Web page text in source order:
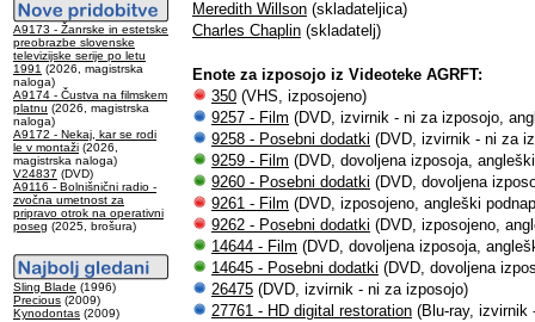
A9173 - Žanrske in estetske
preobrazbe slovenske
televizijske serije po letu
1991 (2026, magistrska
naloga)
A9174 - Čustva na filmskem
platnu (2026, magistrska
naloga)
A9172 - Nekaj, kar se rodi
le v montaži (2026,
magistrska naloga)
V24837 (DVD)
A9116 - Bolnišnični radio -
zvočna umetnost za
pripravo otrok na operativni
poseg (2025, brošura)
Sling Blade (1996)
Precious (2009)
Kynodontas (2009)
Meredith Willson (skladateljica)
Charles Chaplin (skladatelj)
Enote za izposojo iz Videoteke AGRFT:
350 (VHS, izposojeno)
9257 - Film (DVD, izvirnik - ni za izposojo,
9258 - Posebni dodatki (DVD, izvirnik - ni za
9259 - Film (DVD, dovoljena izposoja,
9260 - Posebni dodatki (DVD, dovoljena
9261 - Film (DVD, izposojeno, angleški
9262 - Posebni dodatki (DVD, izposojeno,
14644 - Film (DVD, dovoljena izposoja,
14645 - Posebni dodatki (DVD, dovoljena
26475 (DVD, izvirnik - ni za izposojo)
27761 - HD digital restoration (Blu-ray, izvirnik